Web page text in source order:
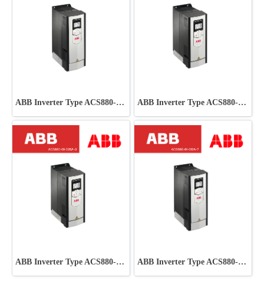
ABB Inverter Type ACS880-01-023A-7 ABB Inverter Type ACS880-01-017A-3
ABB Inverter Type ACS880-01-025A-3 ABB Inverter Type ACS880-01-019A-7